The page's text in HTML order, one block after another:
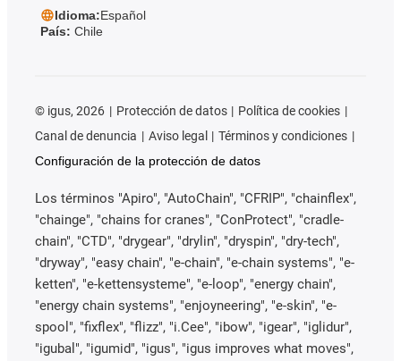
Idioma:Español
País: Chile
© igus, 2026 Protección de datos
Política de cookies
Canal de denuncia
Aviso legal
Términos y condiciones
Configuración de la protección de datos
Los términos "Apiro", "AutoChain", "CFRIP", "chainflex",
"chainge", "chains for cranes", "ConProtect", "cradle-
chain", "CTD", "drygear", "drylin", "dryspin", "dry-tech",
"dryway", "easy chain", "e-chain", "e-chain systems", "e-
ketten", "e-kettensysteme", "e-loop", "energy chain",
"energy chain systems", "enjoyneering", "e-skin", "e-
spool", "fixflex", "flizz", "i.Cee", "ibow", "igear", "iglidur",
"igubal", "igumid", "igus", "igus improves what moves",